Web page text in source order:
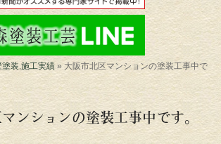
塗装 施工実績 » 大阪市北区マンションの塗装工事中で
ンションの塗装工事中です。